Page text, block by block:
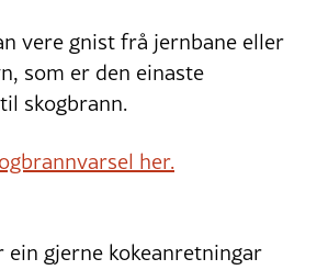
vere gnist frå jernbane eller
som er den einaste
skogbrann.
her.
gjerne kokeanretningar